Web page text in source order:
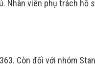
Nhân viên phụ trách hồ
363. Còn đối với nhóm